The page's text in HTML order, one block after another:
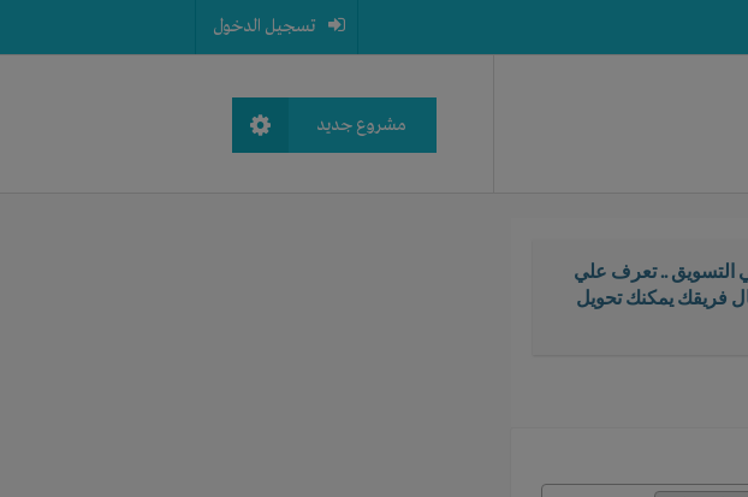
تسجيل الدخول
مشروع جديد
التسويق .. تعرف علي
فريقك يمكنك تحويل